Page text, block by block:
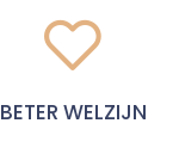
BETER WELZIJN